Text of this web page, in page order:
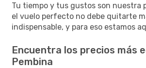
Tu tiempo y tus gustos son nuestra
el vuelo perfecto no debe quitarte
indispensable, y para eso estamos
Encuentra los precios más
Pembina